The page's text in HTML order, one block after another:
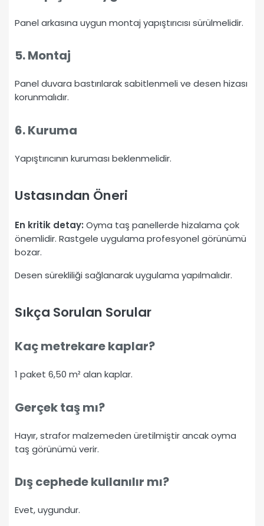
Panel arkasına uygun montaj yapıştırıcısı sürülmelidir.
5. Montaj
Panel duvara bastırılarak sabitlenmeli ve desen hizası
korunmalıdır.
6. Kuruma
Yapıştırıcının kuruması beklenmelidir.
Ustasından Öneri
En kritik detay: Oyma taş panellerde hizalama çok
önemlidir. Rastgele uygulama profesyonel görünümü
bozar.
Desen sürekliliği sağlanarak uygulama yapılmalıdır.
Sıkça Sorulan Sorular
Kaç metrekare kaplar?
1 paket 6,50 m² alan kaplar.
Gerçek taş mı?
Hayır, strafor malzemeden üretilmiştir ancak oyma
taş görünümü verir.
Dış cephede kullanılır mı?
Evet, uygundur.